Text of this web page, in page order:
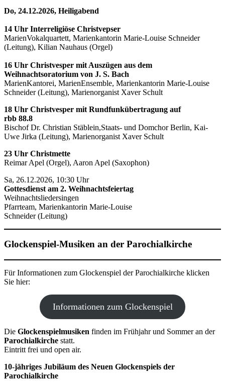
Do, 24.12.2026, Heiligabend
14 Uhr Interreligiöse Christvepser
MarienVokalquartett, Marienkantorin Marie-Louise Schneider
(Leitung), Kilian Nauhaus (Orgel)
16 Uhr Christvesper mit Auszügen aus dem
Weihnachtsoratorium von J. S. Bach
MarienKantorei, MarienEnsemble, Marienkantorin Marie-Louise
Schneider (Leitung), Marienorganist Xaver Schult
18 Uhr Christvesper mit Rundfunkübertragung auf
rbb 88.8
Bischof Dr. Christian Stäblein,Staats- und Domchor Berlin, Kai-
Uwe Jirka (Leitung), Marienorganist Xaver Schult
23 Uhr Christmette
Reimar Apel (Orgel), Aaron Apel (Saxophon)
Sa, 26.12.2026, 10:30 Uhr
Gottesdienst am 2. Weihnachtsfeiertag
Weihnachtsliedersingen
Pfarrteam, Marienkantorin Marie-Louise
Schneider (Leitung)
Glockenspiel-Musiken an der Parochialkirche
Für Informationen zum Glockenspiel der Parochialkirche klicken
Sie hier:
Informationen zum Glockenspiel
Die Glockenspielmusiken finden im Frühjahr und Sommer an der
Parochialkirche statt.
Eintritt frei und open air.
10-jähriges Jubiläum des Neuen Glockenspiels der
Parochialkirche